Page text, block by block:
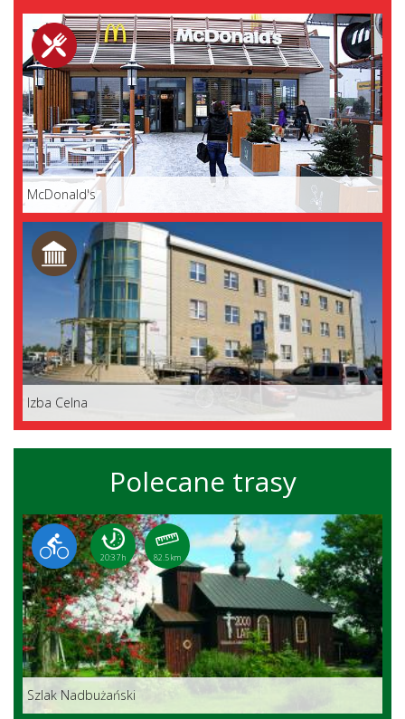
McDonald's
Izba Celna
Polecane trasy
20:37 h 82.5 km
Szlak Nadbużański